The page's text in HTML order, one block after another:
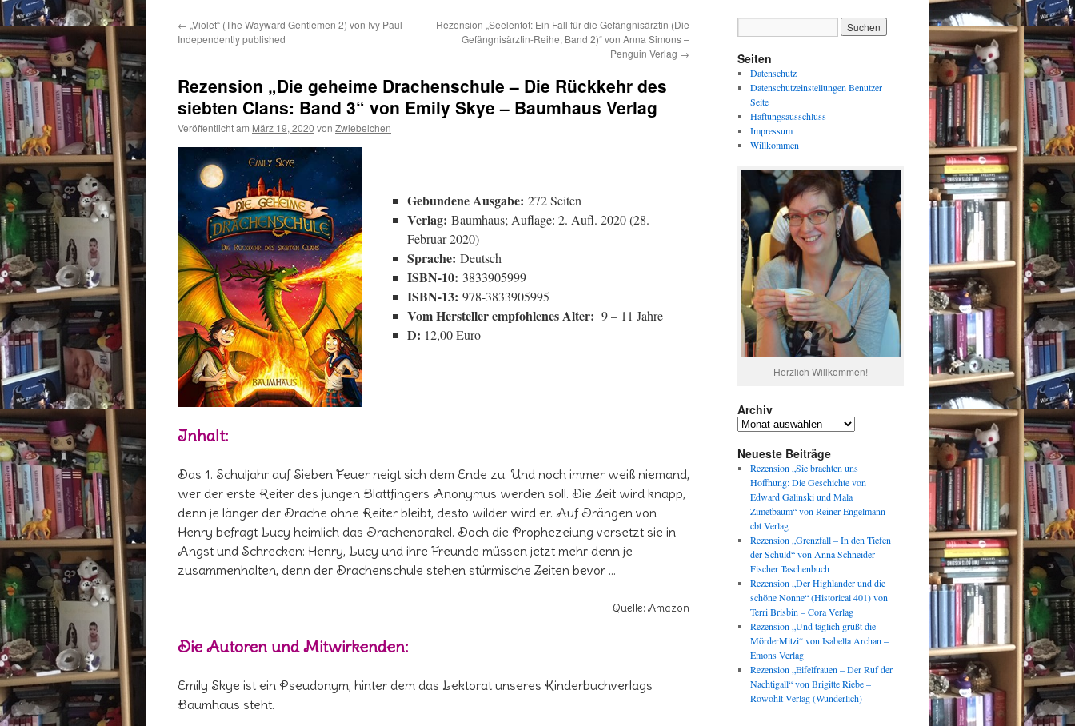
← „Violet“ (The Wayward Gentlemen 2) von Ivy Paul –
Independently published
Rezension „Seelentot: Ein Fall für die Gefängnisärztin (Die
Gefängnisärztin-Reihe, Band 2)“ von Anna Simons –
Penguin Verlag →
Rezension „Die geheime Drachenschule – Die Rückkehr des
siebten Clans: Band 3“ von Emily Skye – Baumhaus Verlag
Veröffentlicht am März 19, 2020 von Zwiebelchen
Gebundene Ausgabe: 272 Seiten
Verlag: Baumhaus; Auflage: 2. Aufl. 2020 (28.
Februar 2020)
Sprache: Deutsch
ISBN-10: 3833905999
ISBN-13: 978-3833905995
Vom Hersteller empfohlenes Alter: 9 – 11 Jahre
D: 12,00 Euro
Inhalt:
Das 1. Schuljahr auf Sieben Feuer neigt sich dem Ende zu. Und noch immer weiß niemand,
wer der erste Reiter des jungen Blattfingers Anonymus werden soll. Die Zeit wird knapp,
denn je länger der Drache ohne Reiter bleibt, desto wilder wird er. Auf Drängen von
Henry befragt Lucy heimlich das Drachenorakel. Doch die Prophezeiung versetzt sie in
Angst und Schrecken: Henry, Lucy und ihre Freunde müssen jetzt mehr denn je
zusammenhalten, denn der Drachenschule stehen stürmische Zeiten bevor …
Quelle: Amazon
Die Autoren und Mitwirkenden:
Emily Skye ist ein Pseudonym, hinter dem das Lektorat unseres Kinderbuchverlags
Baumhaus steht.
Seiten
Datenschutz
Datenschutzeinstellungen Benutzer
Seite
Haftungsausschluss
Impressum
Willkommen
Herzlich Willkommen!
Archiv
Archiv
Neueste Beiträge
Rezension „Sie brachten uns
Hoffnung: Die Geschichte von
Edward Galinski und Mala
Zimetbaum“ von Reiner Engelmann –
cbt Verlag
Rezension „Grenzfall – In den Tiefen
der Schuld“ von Anna Schneider –
Fischer Taschenbuch
Rezension „Der Highlander und die
schöne Nonne“ (Historical 401) von
Terri Brisbin – Cora Verlag
Rezension „Und täglich grüßt die
MörderMitzi“ von Isabella Archan –
Emons Verlag
Rezension „Eifelfrauen – Der Ruf der
Nachtigall“ von Brigitte Riebe –
Rowohlt Verlag (Wunderlich)